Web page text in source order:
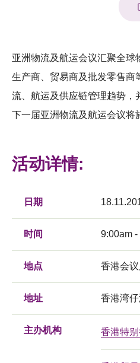
科技分享
会籍
亚洲物流及航运会议汇聚全
生产商、贸易商及批发零售商
流、航运及供应链管理趋势，
下一届亚洲物流及航运会议将
活动详情:
日期
时间 9:00am -
地点 香港会
地址 香港湾
主办机构 香港特